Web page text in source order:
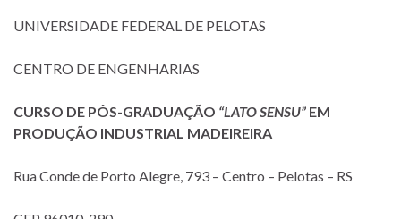
UNIVERSIDADE FEDERAL DE PELOTAS
CENTRO DE ENGENHARIAS
CURSO DE PÓS-GRADUAÇÃO “LATO SENSU” EM
PRODUÇÃO INDUSTRIAL MADEIREIRA
Rua Conde de Porto Alegre, 793 – Centro – Pelotas – RS